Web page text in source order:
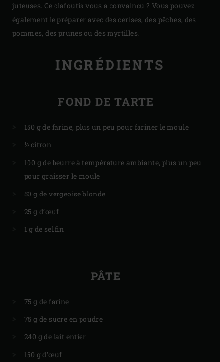
juteuses. Ce clafoutis vous a convaincu ? Vous pouvez
également le préparer avec des cerises, des pêches, des
pommes, des prunes ou des myrtilles.
INGRÉDIENTS
FOND DE TARTE
150 g de farine, plus un peu pour fariner le moule
½ citron
100 g de beurre à température ambiante, plus un peu
pour graisser le moule
50 g de vergeoise blonde
25 g d’œuf
1 g de sel fin
PÂTE
75 g de farine
75 g de sucre en poudre
240 g de lait entier
150 g d’œuf